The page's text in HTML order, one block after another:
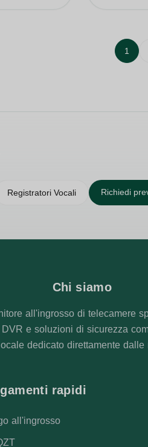
1
Registratori Vocali Richiedi
Chi siamo
all'ingrosso di telecamere
e soluzioni di sicurezza
dedicato direttamente
rapidi
all'ingrosso